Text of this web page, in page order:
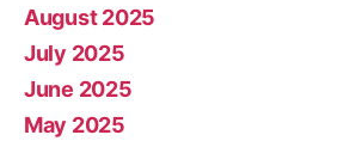
August 2025
July 2025
June 2025
May 2025